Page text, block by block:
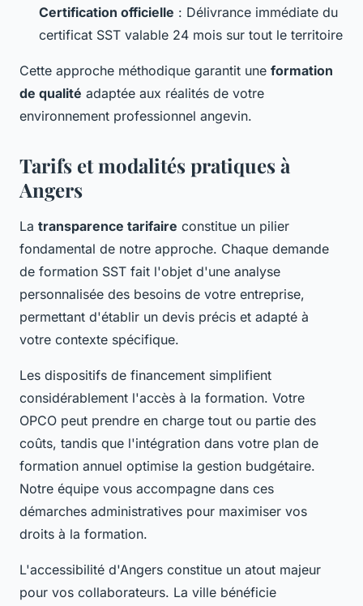
Certification officielle : Délivrance immédiate du
certificat SST valable 24 mois sur tout le territoire
Cette approche méthodique garantit une formation
de qualité adaptée aux réalités de votre
environnement professionnel angevin.
Tarifs et modalités pratiques à
Angers
La transparence tarifaire constitue un pilier
fondamental de notre approche. Chaque demande
de formation SST fait l'objet d'une analyse
personnalisée des besoins de votre entreprise,
permettant d'établir un devis précis et adapté à
votre contexte spécifique.
Les dispositifs de financement simplifient
considérablement l'accès à la formation. Votre
OPCO peut prendre en charge tout ou partie des
coûts, tandis que l'intégration dans votre plan de
formation annuel optimise la gestion budgétaire.
Notre équipe vous accompagne dans ces
démarches administratives pour maximiser vos
droits à la formation.
L'accessibilité d'Angers constitue un atout majeur
pour vos collaborateurs. La ville bénéficie